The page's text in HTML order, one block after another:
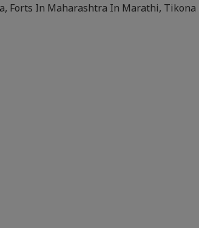
, Forts In Maharashtra In Marathi, Tikona